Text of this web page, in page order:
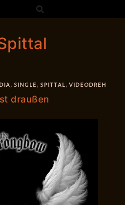
, SINGLE, SPITTAL, VIDEODREH
draußen